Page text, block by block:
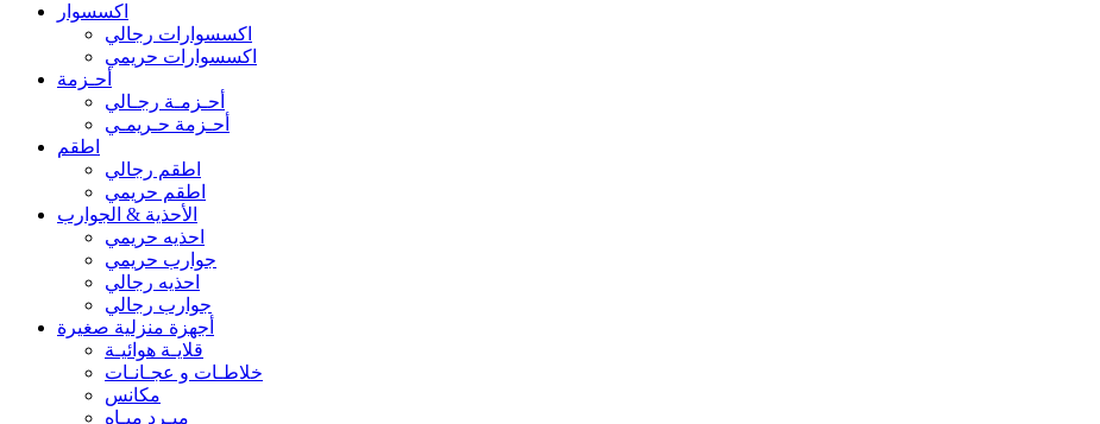
اكسسوار
اكسسوارات رجالي
اكسسوارات حريمي
أحـزمة
أحـزمـة رجـالي
أحـزمة حـريمـي
اطقم
اطقم رجالي
اطقم حريمي
الأحذية & الجوارب
احذيه حريمي
جوارب حريمي
احذيه رجالي
جوارب رجالي
أجهزة منزلية صغيرة
قلايـة هوائيـة
خلاطـات و عجـانـات
مكانس
مبـرد ميـاه